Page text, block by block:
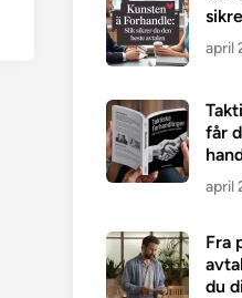
april
får
april
Fra
du